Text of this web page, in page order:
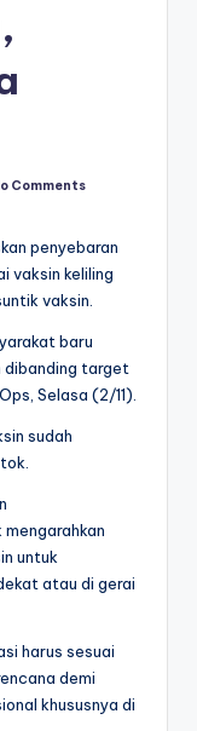
Comments
penyebaran
vaksin keliling
vaksin.
baru
dibanding target
Selasa (2/11).
sudah
untuk
atau di gerai
harus sesuai
demi
khususnya di